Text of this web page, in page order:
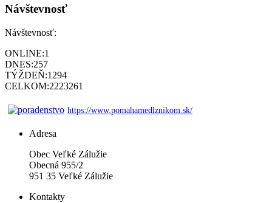
Návštevnosť
Návštevnosť:
ONLINE:1
DNES:257
TÝŽDEŇ:1294
CELKOM:2223261
https://www.pomahamedlznikom.sk/
Adresa
Obec Veľké Zálužie
Obecná 955/2
951 35 Veľké Zálužie
Kontakty